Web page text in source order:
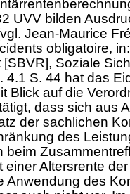
UVV bilden
Jean-Maurice
obligatoire,
Soziale
4.1 S. 44 hat das
Blick auf die
dass sich aus
der sachlichen
des
beim
einer Altersrente
Anwendung des